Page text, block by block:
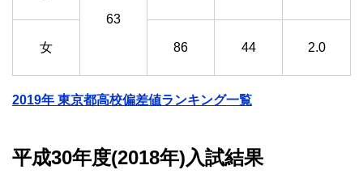
63
女 86 44 2.0
2019年 東京都高校偏差値ランキング一覧
平成30年度(2018年)入試結果